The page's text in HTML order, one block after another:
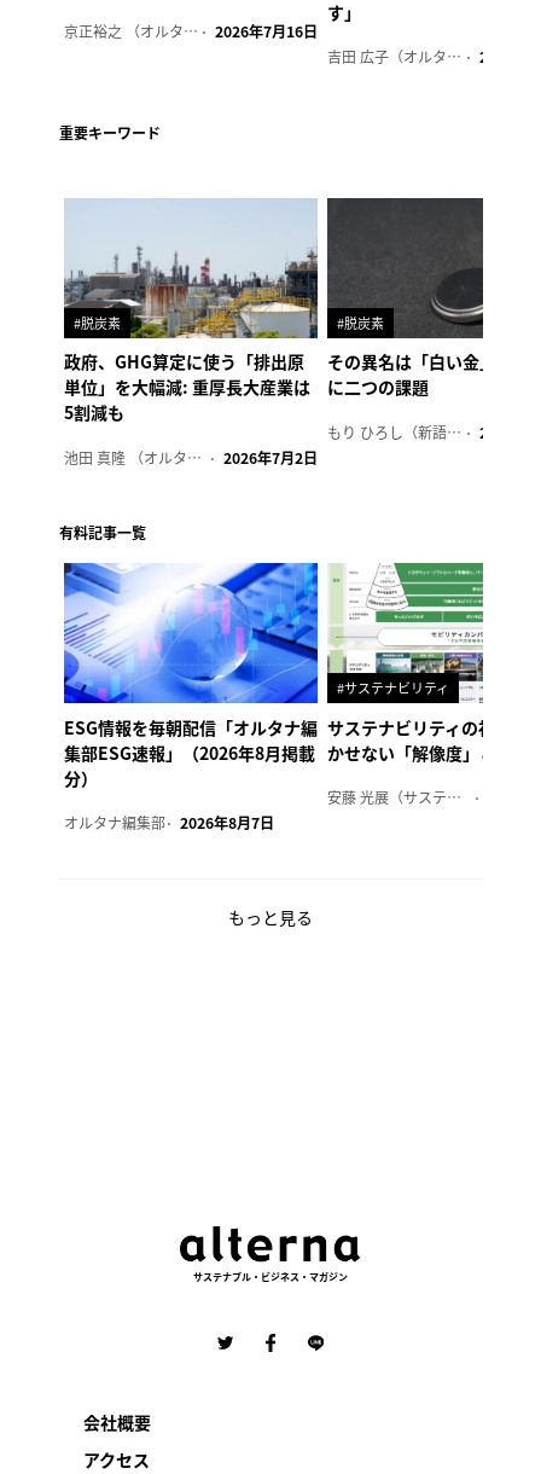
京正裕之 （オルタナ副編集長） 2026年7月16日
す」
吉田 広子（オルタナ輪番編集長） 2026年6
重要キーワード
#脱炭素
政府、GHG算定に使う「排出原
単位」を大幅減: 重厚長大産業は
5割減も
池田 真隆 （オルタナ輪番編集長） 2026年7月2日
#脱炭素
その異名は「白い金」、リ
に二つの課題
もり ひろし（新語ウォッチャー） 2023年7
有料記事一覧
ESG情報を毎朝配信「オルタナ編
集部ESG速報」（2026年8月掲載
分）
オルタナ編集部 2026年8月7日
#サステナビリティ
サステナビリティの社内浸
かせない「解像度」とは
安藤 光展（サステナビリティ・コンサルタント）
もっと見る
サステナブル・ビジネス・マガジン
会社概要
アクセス